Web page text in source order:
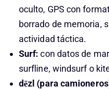
oculto, GPS con
borrado de memoria,
actividad táctica.
Surf: con datos de
surfline, windsurf o
dēzl (para